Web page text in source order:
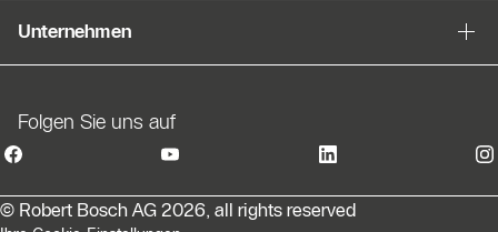
Unternehmen
Folgen Sie uns auf
© Robert Bosch AG 2026, all rights reserved